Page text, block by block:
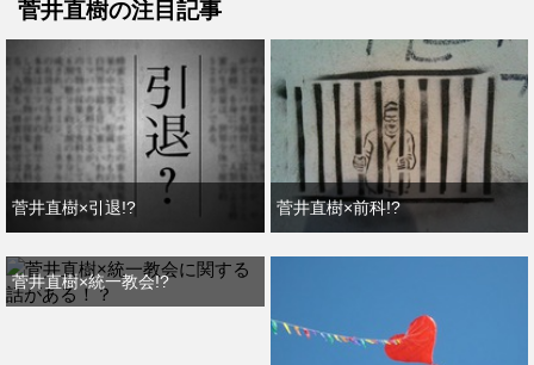
菅井直樹の注目記事
菅井直樹×引退!? 菅井直樹×前科!?
菅井直樹×統一教会!?